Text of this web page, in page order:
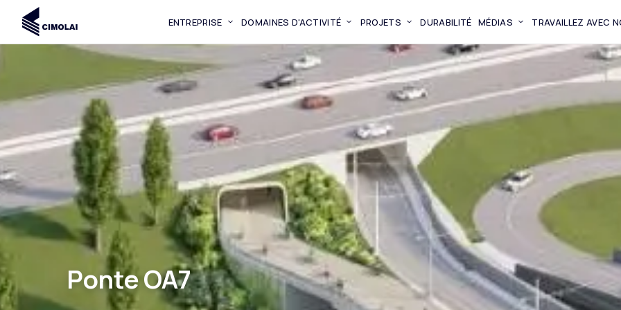
ENTREPRISE DOMAINES D'ACTIVITÉ PROJETS DURABILITÉ MÉDIAS TRAVAILLEZ AVEC
Ponte OA7